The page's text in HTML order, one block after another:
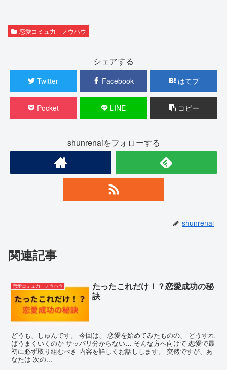
恋愛コミュ力 ノウハウ
シェアする
Twitter Facebook はてブ
Pocket LINE コピー
shunrenaiをフォローする
shunrenai
関連記事
恋愛コミュ力 ノウハウ
たったこれだけ！？恋愛成功の秘
訣
どうも、しゅんです。 今回は、 恋愛を始めてみたものの、 どうすれ
ばうまくいくのか サッパリ分からない… そんな方へ向けて 恋愛で最
初に必ず取り組むべき 内容を詳しくお話しします。 突然ですが、あ
なたは 次の...